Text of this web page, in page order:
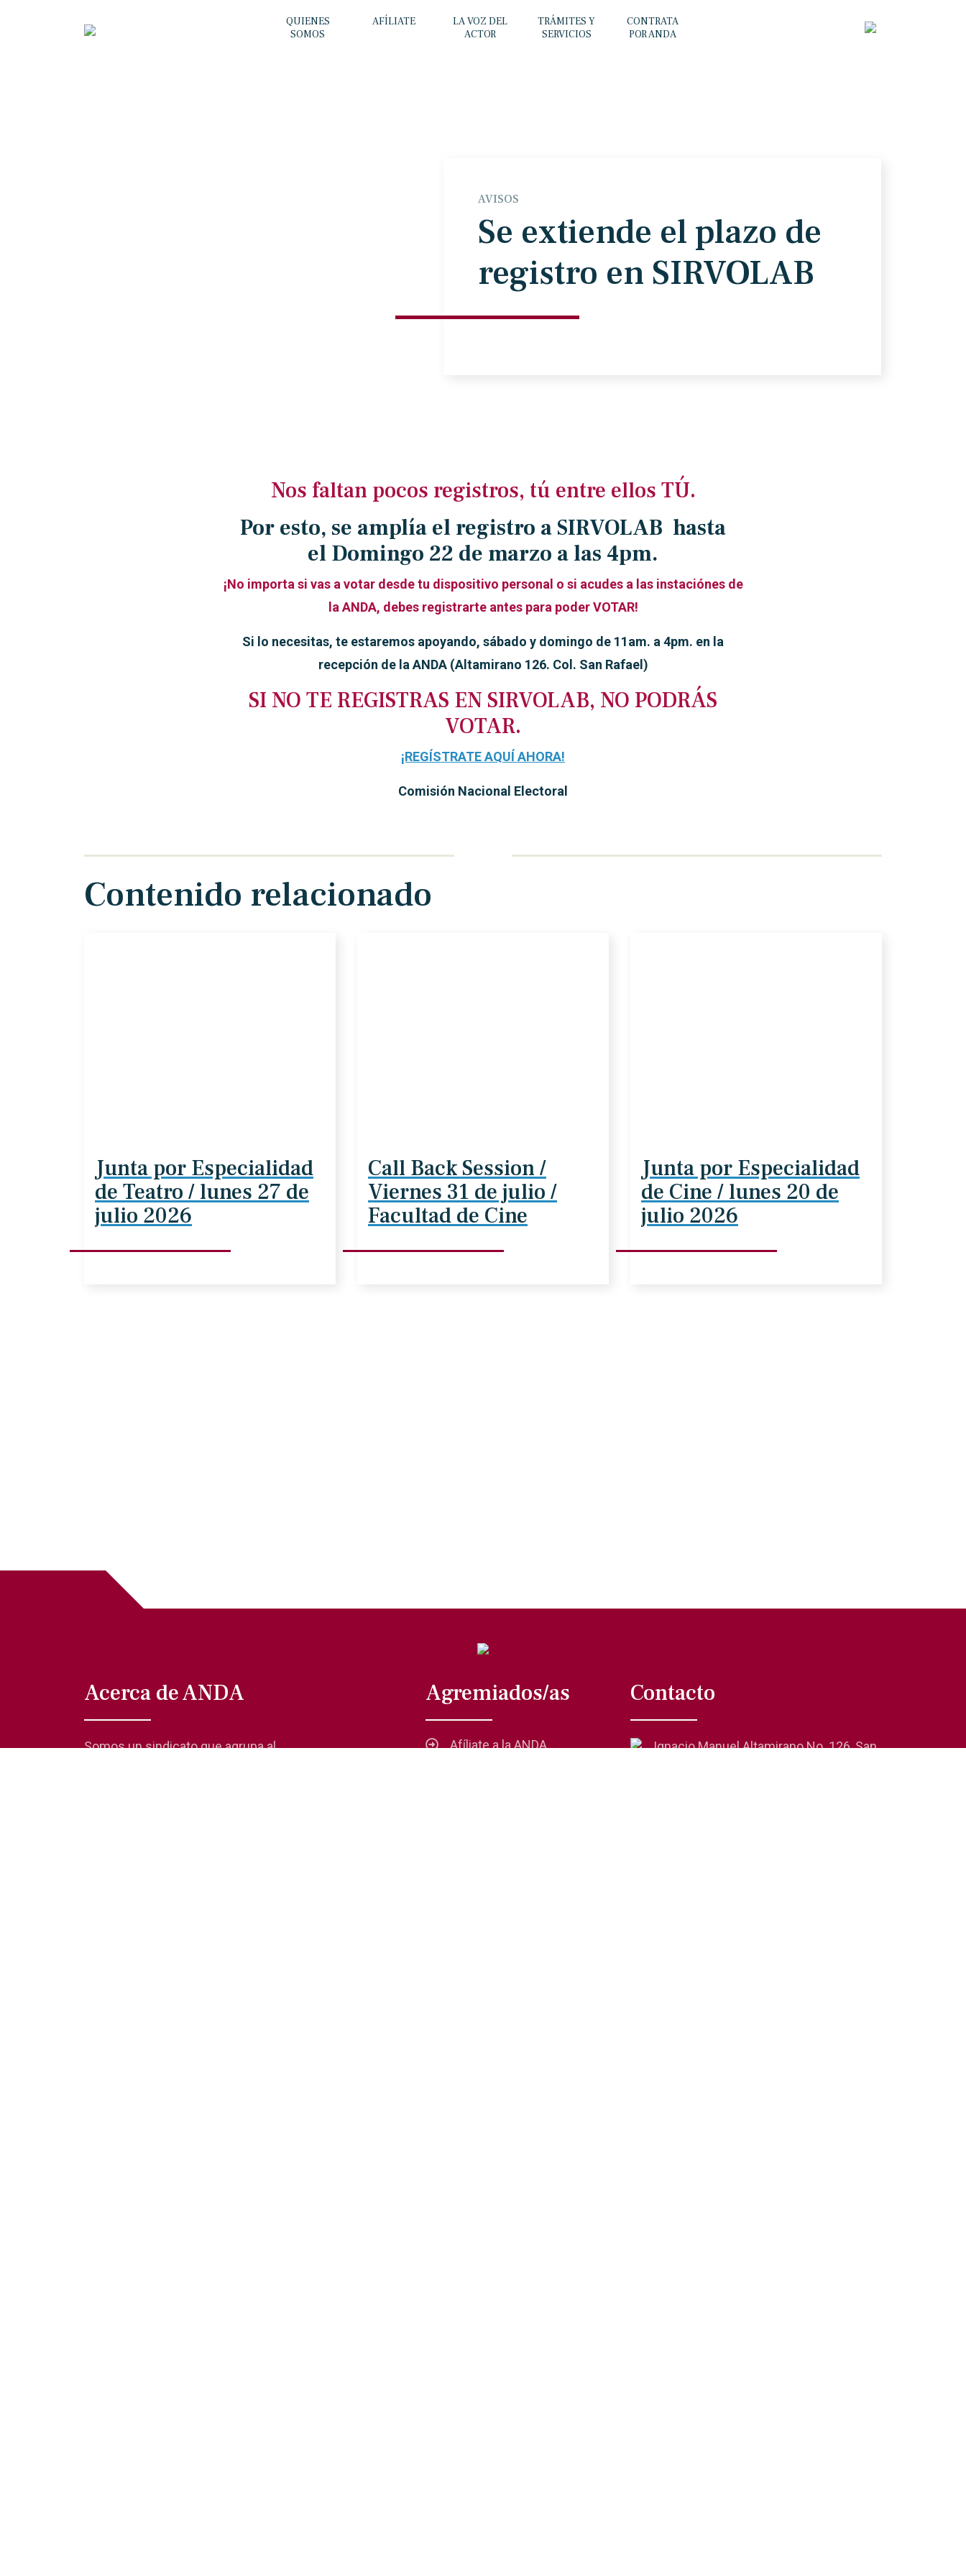
QUIENES
SOMOS
AFÍLIATE
LA VOZ DEL
ACTOR
TRÁMITES Y
SERVICIOS
CONTRATA
POR ANDA
AVISOS
Se extiende el plazo de
registro en SIRVOLAB
Nos faltan pocos registros, tú entre ellos TÚ.
Por esto, se amplía el registro a SIRVOLAB hasta
el Domingo 22 de marzo a las 4pm.
¡No importa si vas a votar desde tu dispositivo personal o si acudes a las instaciónes de
la ANDA, debes registrarte antes para poder VOTAR!
Si lo necesitas, te estaremos apoyando, sábado y domingo de 11am. a 4pm. en la
recepción de la ANDA (Altamirano 126. Col. San Rafael)
SI NO TE REGISTRAS EN SIRVOLAB, NO PODRÁS
VOTAR.
¡REGÍSTRATE AQUÍ AHORA!
Comisión Nacional Electoral
Contenido relacionado
Junta por Especialidad
de Teatro / lunes 27 de
julio 2026
Call Back Session /
Viernes 31 de julio /
Facultad de Cine
Junta por Especialidad
de Cine / lunes 20 de
julio 2026
Acerca de ANDA
Somos un sindicato que agrupa al
Agremiados/as
Afíliate a la ANDA
Contacto
Ignacio Manuel Altamirano No. 126, San